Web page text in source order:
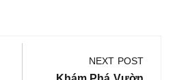
NEXT POST
Next